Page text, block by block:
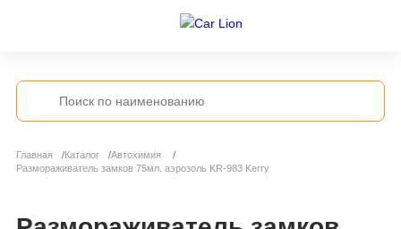
Главная Каталог
Автохимия
Размораживатель замков 75мл. аэрозоль KR-983 Kerry